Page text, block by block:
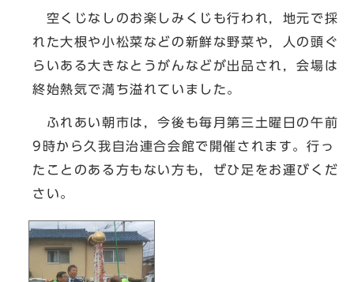
空くじなしのお楽しみくじも行われ，地元で採
れた大根や小松菜などの新鮮な野菜や，人の頭ぐ
らいある大きなとうがんなどが出品され，会場は
終始熱気で満ち溢れていました。
ふれあい朝市は，今後も毎月第三土曜日の午前
9時から久我自治連合会館で開催されます。行っ
たことのある方もない方も，ぜひ足をお運びくだ
さい。